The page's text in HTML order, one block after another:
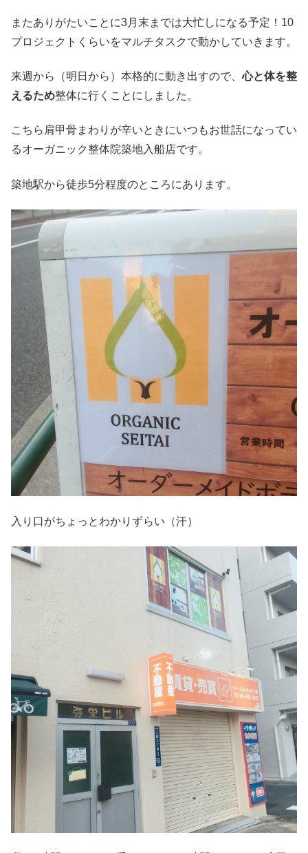
またありがたいことに3月末までは大忙しになる予定！10
プロジェクトくらいをマルチタスクで動かしていきます。
来週から（明日から）本格的に動き出すので、心と体を整
えるため整体に行くことにしました。
こちら肩甲骨まわりが辛いときにいつもお世話になってい
るオーガニック整体院築地入船店です。
築地駅から徒歩5分程度のところにあります。
入り口がちょっとわかりずらい（汗）